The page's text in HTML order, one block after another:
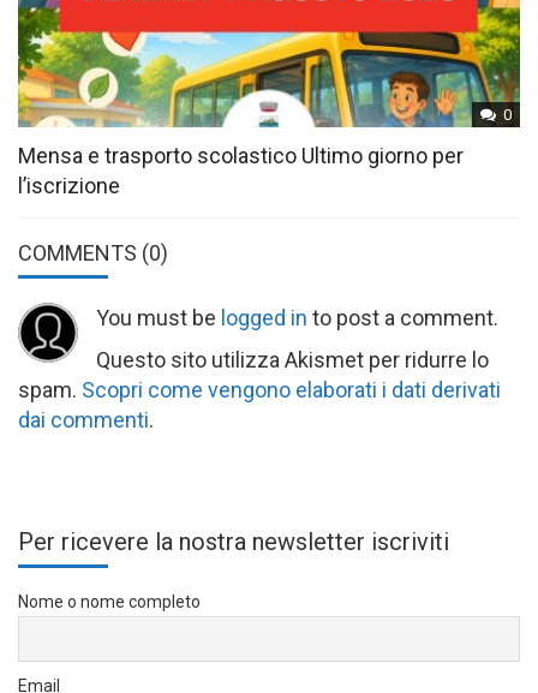
0
Mensa e trasporto scolastico Ultimo giorno per
l’iscrizione
COMMENTS (0)
You must be logged in to post a comment.
Questo sito utilizza Akismet per ridurre lo
spam. Scopri come vengono elaborati i dati derivati
dai commenti.
Per ricevere la nostra newsletter iscriviti
Nome o nome completo
Email